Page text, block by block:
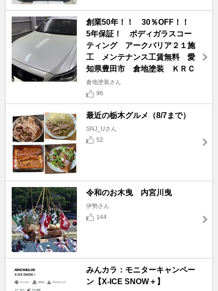
創業50年！！ 30％OFF！！
5年保証！ ボディガラスコー
ティング アークバリア２１施
工 メンテナンス工賃無料 愛
知県豊田市 倉地塗装 ＫＲＣ
倉地塗装さん
96
最近の栃木グルメ（8/7まで）
SNJ_Uさん
52
令和のお木曳 内宮川曳
伊勢さん
144
みんカラ：モニターキャンペー
ン【X-ICE SNOW＋】